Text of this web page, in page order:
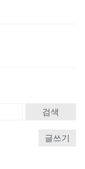
검색
글쓰기